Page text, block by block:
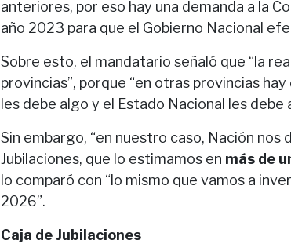
anteriores, por eso hay una demanda a la
año 2023 para que el Gobierno Nacional
Sobre esto, el mandatario señaló que “la
provincias”, porque “en otras provincias
les debe algo y el Estado Nacional les debe
Sin embargo, “en nuestro caso, Nación nos
Jubilaciones, que lo estimamos en más de
lo comparó con “lo mismo que vamos a
2026”.
Caja de Jubilaciones